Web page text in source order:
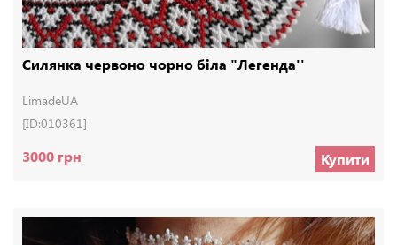
Силянка червоно чорно біла "Легенда''
LimadeUA
[ID:010361]
3000 грн Купити